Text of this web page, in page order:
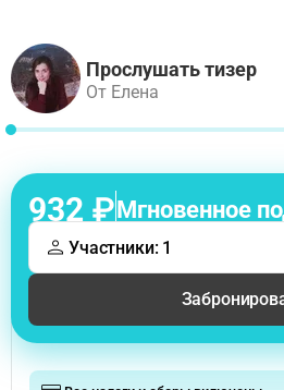
Прослушать тизер
От Елена
932 ₽Мгновенное
Участники: 1